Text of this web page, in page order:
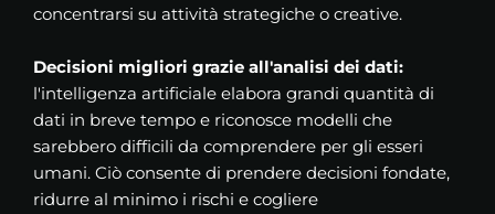
concentrarsi su attività strategiche o creative.
Decisioni migliori grazie all'analisi dei dati:
l'intelligenza artificiale elabora grandi quantità di
dati in breve tempo e riconosce modelli che
sarebbero difficili da comprendere per gli esseri
umani. Ciò consente di prendere decisioni fondate,
ridurre al minimo i rischi e cogliere